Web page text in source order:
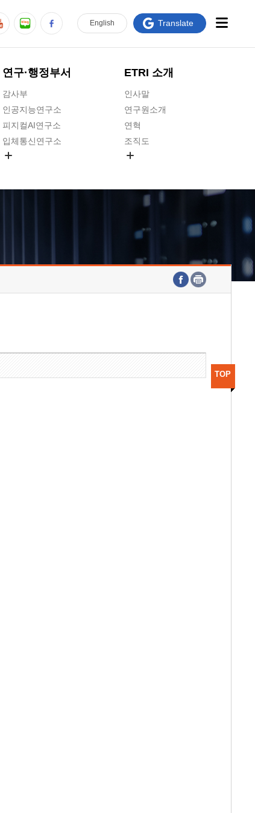
연구·행정부서
감사부
인공지능연구소
피지컬AI연구소
입체통신연구소
호남권연구본부
기획본부
ETRI 소개
인사말
연구원소개
연혁
조직도
연구원 고객헌장
주요업무연락처
English Translate
TOP